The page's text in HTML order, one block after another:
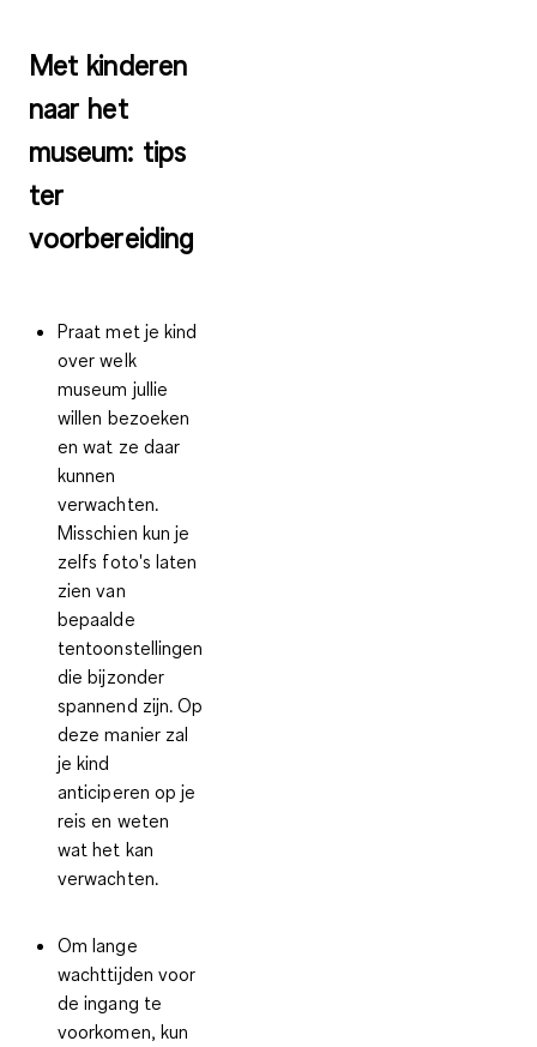
Met kinderen
naar het
museum: tips
ter
voorbereiding
Praat met je kind
over welk
museum jullie
willen bezoeken
en wat ze daar
kunnen
verwachten.
Misschien kun je
zelfs foto's laten
zien van
bepaalde
tentoonstellingen
die bijzonder
spannend zijn. Op
deze manier zal
je kind
anticiperen op je
reis en weten
wat het kan
verwachten.
Om lange
wachttijden voor
de ingang te
voorkomen, kun